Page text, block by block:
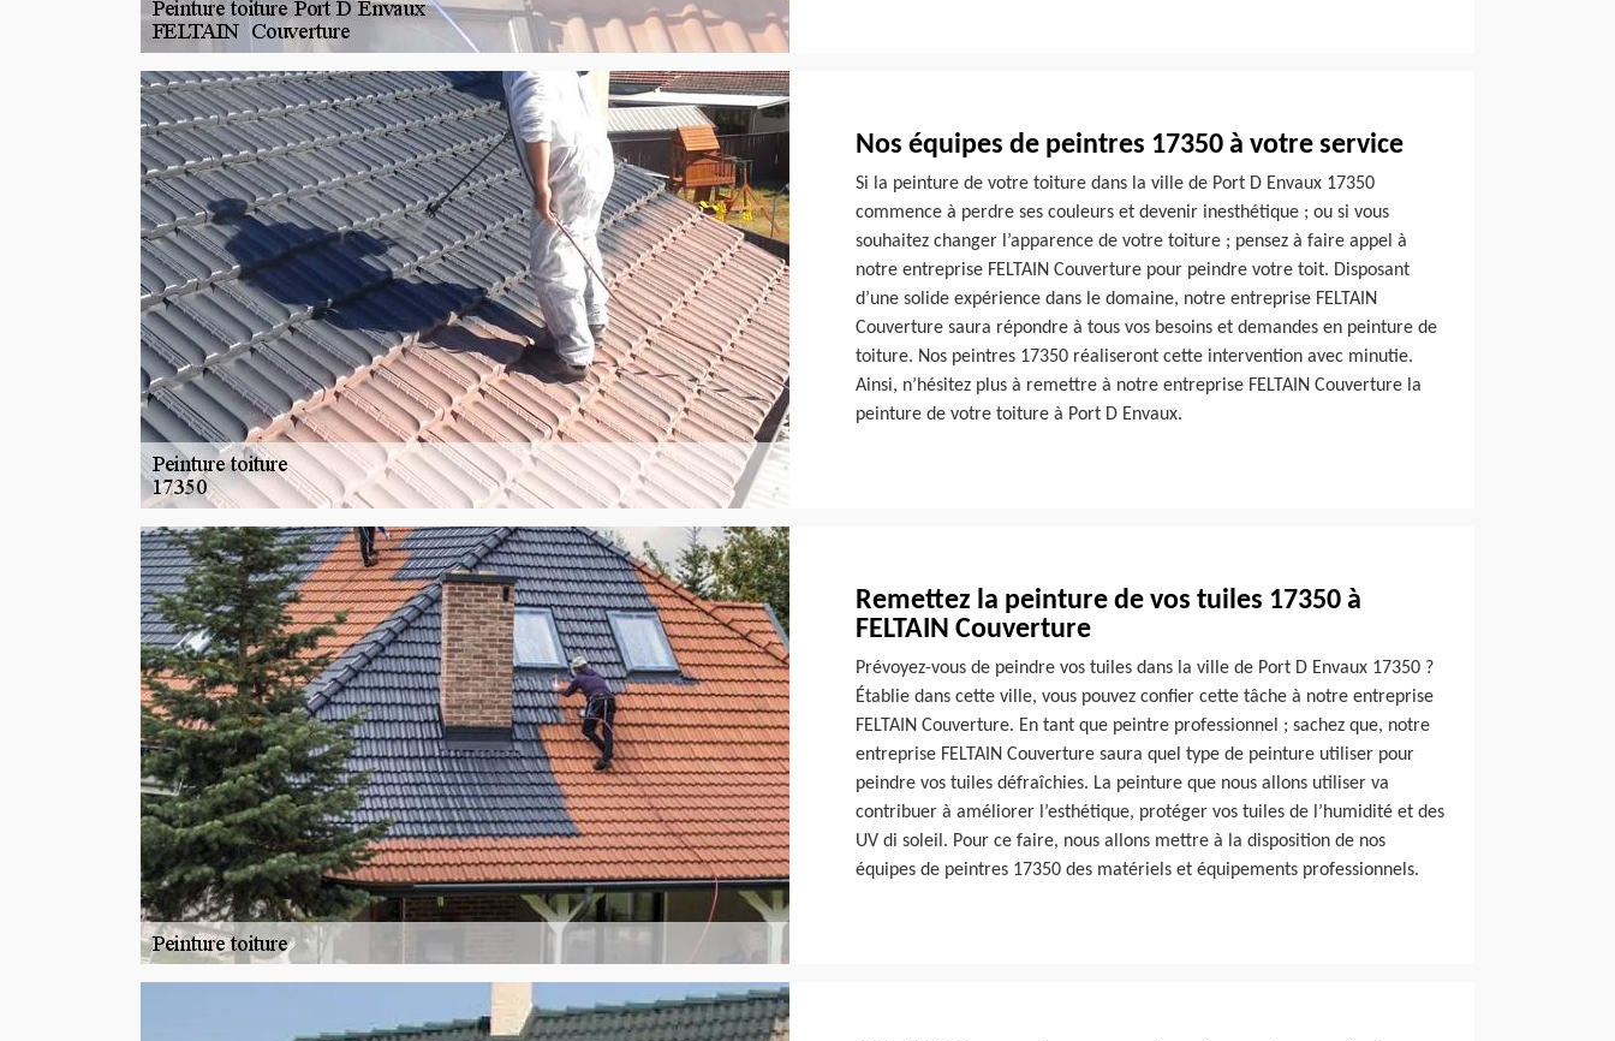
Nos équipes de peintres 17350 à votre service
Si la peinture de votre toiture dans la ville de Port D Envaux 17350
commence à perdre ses couleurs et devenir inesthétique ; ou si vous
souhaitez changer l’apparence de votre toiture ; pensez à faire appel à
notre entreprise FELTAIN Couverture pour peindre votre toit. Disposant
d’une solide expérience dans le domaine, notre entreprise FELTAIN
Couverture saura répondre à tous vos besoins et demandes en peinture de
toiture. Nos peintres 17350 réaliseront cette intervention avec minutie.
Ainsi, n’hésitez plus à remettre à notre entreprise FELTAIN Couverture la
peinture de votre toiture à Port D Envaux.
Remettez la peinture de vos tuiles 17350 à
FELTAIN Couverture
Prévoyez-vous de peindre vos tuiles dans la ville de Port D Envaux 17350 ?
Établie dans cette ville, vous pouvez confier cette tâche à notre entreprise
FELTAIN Couverture. En tant que peintre professionnel ; sachez que, notre
entreprise FELTAIN Couverture saura quel type de peinture utiliser pour
peindre vos tuiles défraîchies. La peinture que nous allons utiliser va
contribuer à améliorer l’esthétique, protéger vos tuiles de l’humidité et des
UV di soleil. Pour ce faire, nous allons mettre à la disposition de nos
équipes de peintres 17350 des matériels et équipements professionnels.